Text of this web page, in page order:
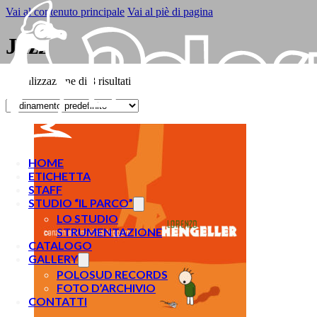
Vai al contenuto principale Vai al piè di pagina
HOME
ETICHETTA
STAFF
STUDIO “IL PARCO”
LO STUDIO
STRUMENTAZIONE
CATALOGO
GALLERY
POLOSUD RECORDS
FOTO D’ARCHIVIO
CONTATTI
Jazz
Visualizzazione di 8 risultati